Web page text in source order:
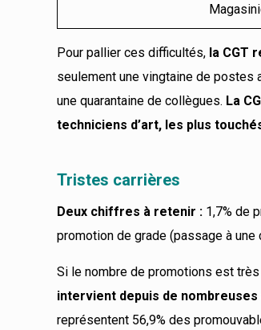
Pour pallier ces difficultés, la CGT
seulement une vingtaine de postes
une quarantaine de collègues. La
techniciens d’art, les plus
Tristes carrières
Deux chiffres à retenir : 1,7% de
promotion de grade (passage à une
Si le nombre de promotions est
intervient depuis de
représentent 56,9% des